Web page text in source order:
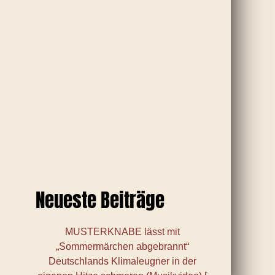
Neueste Beiträge
MUSTERKNABE lässt mit
„Sommermärchen abgebrannt“
Deutschlands Klimaleugner in der